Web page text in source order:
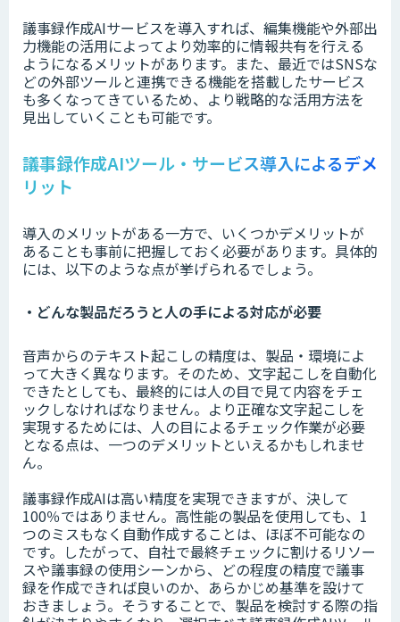
議事録作成AIサービスを導入すれば、編集機能や外部出
力機能の活用によってより効率的に情報共有を行える
ようになるメリットがあります。また、最近ではSNSな
どの外部ツールと連携できる機能を搭載したサービス
も多くなってきているため、より戦略的な活用方法を
見出していくことも可能です。
議事録作成AIツール・サービス導入によるデメ
リット
導入のメリットがある一方で、いくつかデメリットが
あることも事前に把握しておく必要があります。具体的
には、以下のような点が挙げられるでしょう。
・どんな製品だろうと人の手による対応が必要
音声からのテキスト起こしの精度は、製品・環境によ
って大きく異なります。そのため、文字起こしを自動化
できたとしても、最終的には人の目で見て内容をチェ
ックしなければなりません。より正確な文字起こしを
実現するためには、人の目によるチェック作業が必要
となる点は、一つのデメリットといえるかもしれませ
ん。
議事録作成AIは高い精度を実現できますが、決して
100％ではありません。高性能の製品を使用しても、1
つのミスもなく自動作成することは、ほぼ不可能なの
です。したがって、自社で最終チェックに割けるリソー
スや議事録の使用シーンから、どの程度の精度で議事
録を作成できれば良いのか、あらかじめ基準を設けて
おきましょう。そうすることで、製品を検討する際の指